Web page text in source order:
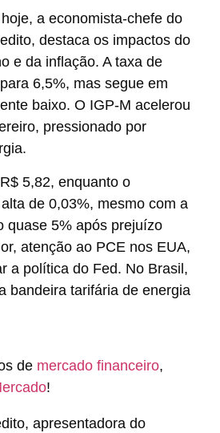
a economista-chefe do
destaca os impactos do
e da inflação. A taxa de
6,5%, mas segue em
baixo. O IGP-M acelerou
pressionado por
5,82, enquanto o
de 0,03%, mesmo com a
quase 5% após prejuízo
atenção ao PCE nos EUA,
a política do Fed. No Brasil,
bandeira tarifária de energia
de mercado financeiro,
!